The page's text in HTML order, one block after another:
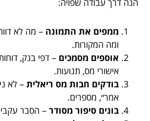
הנה דרך עבודה שפויה:
ממפים את התמונה – מה לא
ומה המקורות.
אוספים מסמכים – דפי בנק,
אישורי מס, תנועות.
בודקים חבות מס ריאלית – לא
אמר״, מספרים.
בונים סיפור מסודר – הסבר עקבי,